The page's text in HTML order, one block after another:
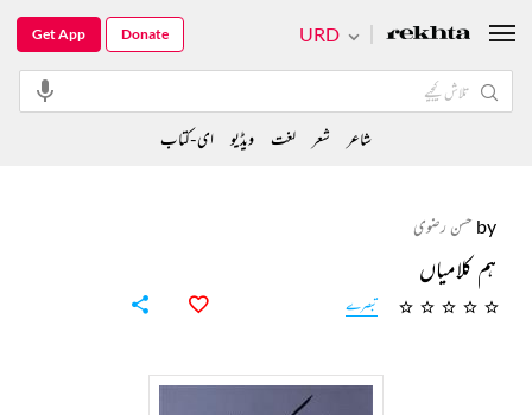
by حسن رضوی
ہم کلامیاں
تبصرے
URD
Get App Donate
شاعر شعر لغت ویڈیو ای-کتاب